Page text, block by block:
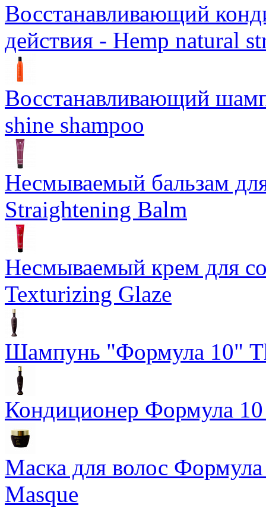
Восстанавливающий
действия - Hemp natural
Восстанавливающий
shine shampoo
Несмываемый бальзам
Straightening Balm
Несмываемый крем для
Texturizing Glaze
Шампунь "Формула 10"
Кондиционер Формула
Маска для волос
Masque